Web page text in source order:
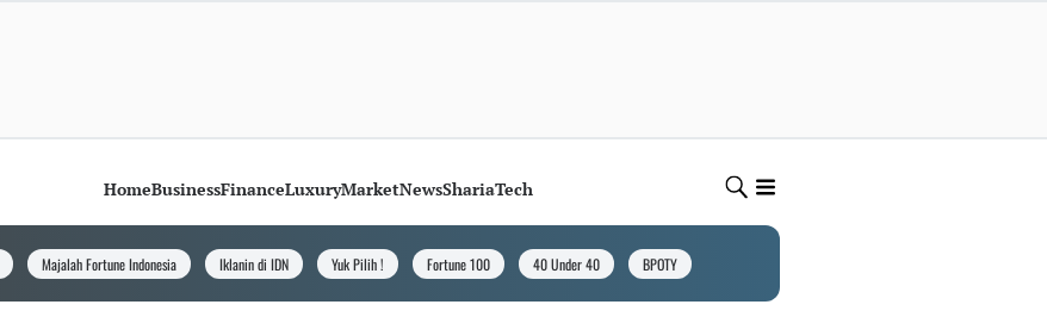
HomeBusinessFinanceLuxuryMarketNewsShariaTech
Majalah Fortune Indonesia Iklanin di IDN Yuk Pilih ! Fortune 100 40 Under 40 BPOTY